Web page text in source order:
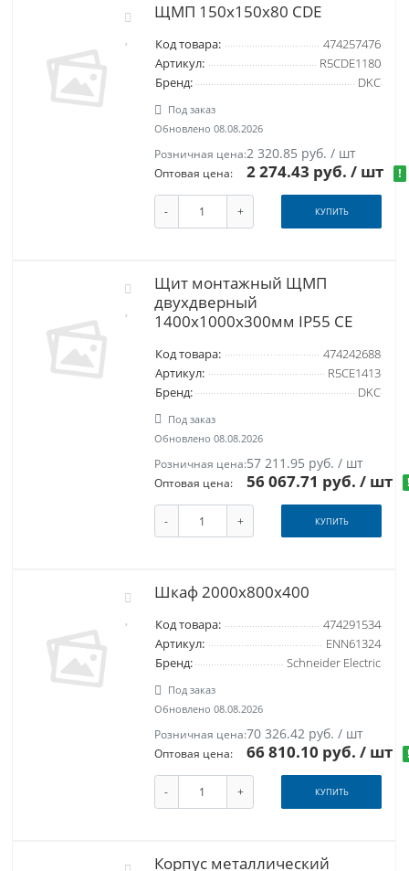
ЩМП 150х150х80 CDE
Код товара:
474257476
Артикул:
R5CDE1180
Бренд:
DKC
Под заказ
Обновлено 08.08.2026
Розничная цена:2 320.85 руб. / шт
Оптовая цена: 2 274.43 руб./ шт !
- + КУПИТЬ
Щит монтажный ЩМП
двухдверный
1400х1000х300мм IP55 CE
Код товара:
474242688
Артикул:
R5CE1413
Бренд:
DKC
Под заказ
Обновлено 08.08.2026
Розничная цена:57 211.95 руб. / шт
Оптовая цена: 56 067.71 руб./ шт
- + КУПИТЬ
Шкаф 2000х800х400
Код товара:
474291534
Артикул:
ENN61324
Бренд:
Schneider Electric
Под заказ
Обновлено 08.08.2026
Розничная цена:70 326.42 руб. / шт
Оптовая цена: 66 810.10 руб./ шт
- + КУПИТЬ
Корпус металлический